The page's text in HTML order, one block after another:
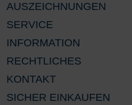
AUSZEICHNUNGEN
SERVICE
INFORMATION
RECHTLICHES
KONTAKT
SICHER EINKAUFEN